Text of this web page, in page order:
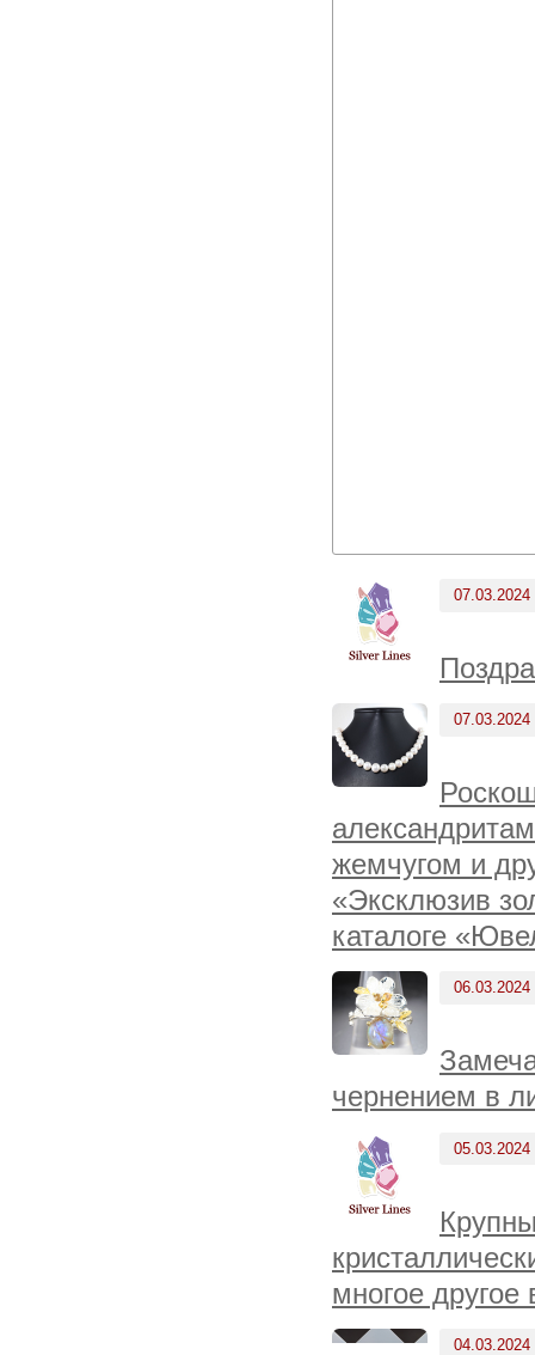
07.03.2024
07.03.2024
жемчугом и
«Эксклюзив
каталоге
06.03.2024
чернением в
05.03.2024
многое
04.03.2024